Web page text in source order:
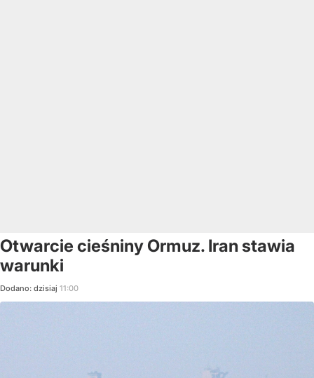
Otwarcie cieśniny Ormuz. Iran stawia
warunki
Dodano: dzisiaj 11:00